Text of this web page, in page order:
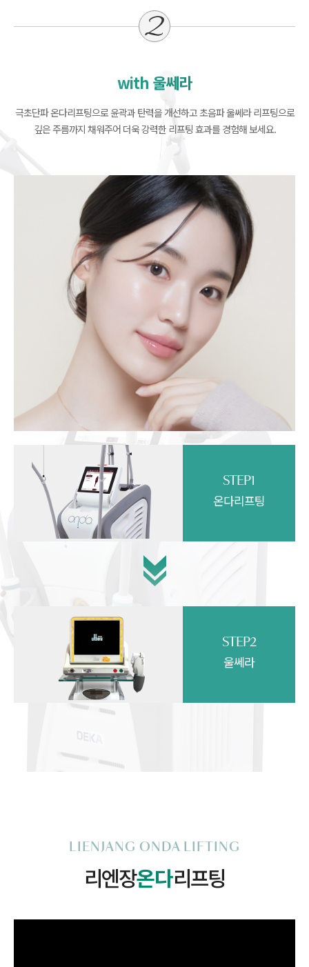
with 울쎄라
극초단파 온다리프팅으로 윤곽과 탄력을 개선하고 초음파 울쎄라 리프팅으로
깊은 주름까지 채워주어 더욱 강력한 리프팅 효과를 경험해 보세요.
STEP1
온다리프팅
STEP2
울쎄라
LIENJANG ONDA LIFTING
리엔장온다리프팅